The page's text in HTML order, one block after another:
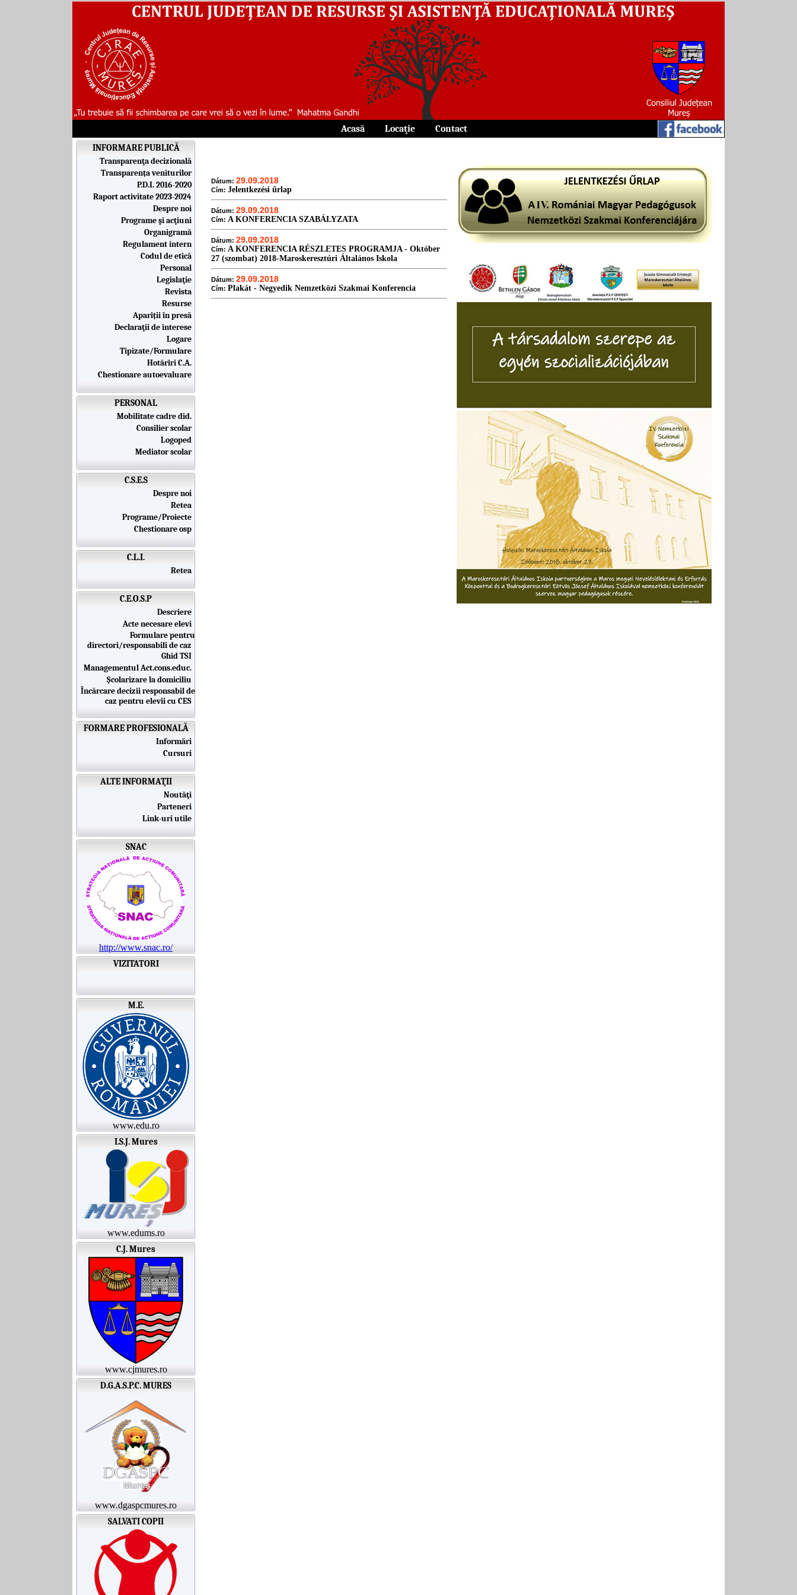
Acasă Locaţie
Contact
INFORMARE PUBLICĂ
Transparenţa decizională
Transparența veniturilor
P.D.I. 2016-2020
Raport activitate 2023-2024
Despre noi
Programe şi acţiuni
Organigramă
Regulament intern
Codul de etică
Personal
Legislaţie
Revista
Resurse
Apariții în presă
Declaraţii de interese
Logare
Tipizate/Formulare
Hotărîri C.A.
Chestionare autoevaluare
PERSONAL
Mobilitate cadre did.
Consilier scolar
Logoped
Mediator scolar
C.S.E.S
Despre noi
Retea
Programe/Proiecte
Chestionare osp
C.L.I.
Retea
C.E.O.S.P
Descriere
Acte necesare elevi
Formulare pentru
directori/responsabili de caz
Ghid TSI
Managementul Act.cons.educ.
Școlarizare la domiciliu
Încărcare decizii responsabil de
caz pentru elevii cu CES
FORMARE PROFESIONALĂ
Informări
Cursuri
ALTE INFORMAŢII
Noutăţi
Parteneri
Link-uri utile
SNAC
http://www.snac.ro/
VIZITATORI
M.E.
www.edu.ro
I.S.J. Mures
www.edums.ro
C.J. Mures
www.cjmures.ro
D.G.A.S.P.C. MURES
www.dgaspcmures.ro
SALVATI COPII
Dátum: 29.09.2018
Cím: Jelentkezési űrlap
Dátum: 29.09.2018
Cím: A KONFERENCIA SZABÁLYZATA
Dátum: 29.09.2018
Cím: A KONFERENCIA RÉSZLETES PROGRAMJA - Október
27 (szombat) 2018-Maroskeresztúri Általános Iskola
Dátum: 29.09.2018
Cím: Plakát - Negyedik Nemzetközi Szakmai Konferencia